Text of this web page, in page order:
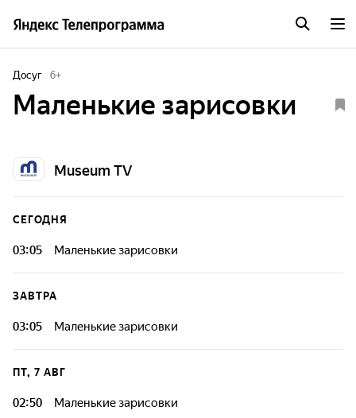
Досуг 6+
Маленькие зарисовки
Museum TV
СЕГОДНЯ
03:05 Маленькие зарисовки
ЗАВТРА
03:05 Маленькие зарисовки
ПТ, 7 АВГ
02:50 Маленькие зарисовки